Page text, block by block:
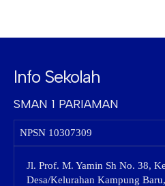
Info Sekolah
SMAN 1 PARIAMAN
NPSN 10307309
Jl. Prof. M. Yamin Sh No. 38,
Desa/Kelurahan Kampung